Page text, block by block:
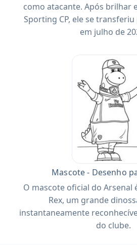
como atacante. Após brilhar
Sporting CP, ele se transferiu
em julho de
Mascote - Desenho
O mascote oficial do Arsenal
Rex, um grande
instantaneamente
do clube.